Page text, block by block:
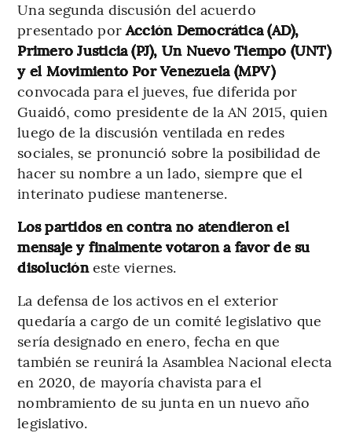
Una segunda discusión del acuerdo
presentado porAcción Democrática (AD),
Primero Justicia (PJ), Un Nuevo Tiempo (UNT)
y el Movimiento Por Venezuela (MPV)
convocada para el jueves, fue diferida por
Guaidó, como presidente de la AN 2015, quien
luego de la discusión ventilada en redes
sociales, se pronunció sobre la posibilidad de
hacer su nombre a un lado, siempre que el
interinato pudiese mantenerse.
Los partidos en contra no atendieron el
mensaje y finalmente votaron a favor de su
disolucióneste viernes.
La defensa de los activos en el exterior
quedaría a cargo de un comité legislativo que
sería designado en enero, fecha en que
también se reunirá la Asamblea Nacional electa
en 2020, de mayoría chavista para el
nombramiento de su junta en un nuevo año
legislativo.